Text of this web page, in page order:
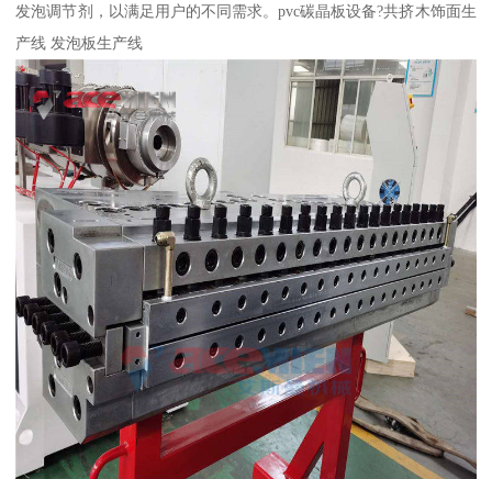
发泡调节剂，以满足用户的不同需求。pvc碳晶板设备?共挤木饰面生
产线 发泡板生产线